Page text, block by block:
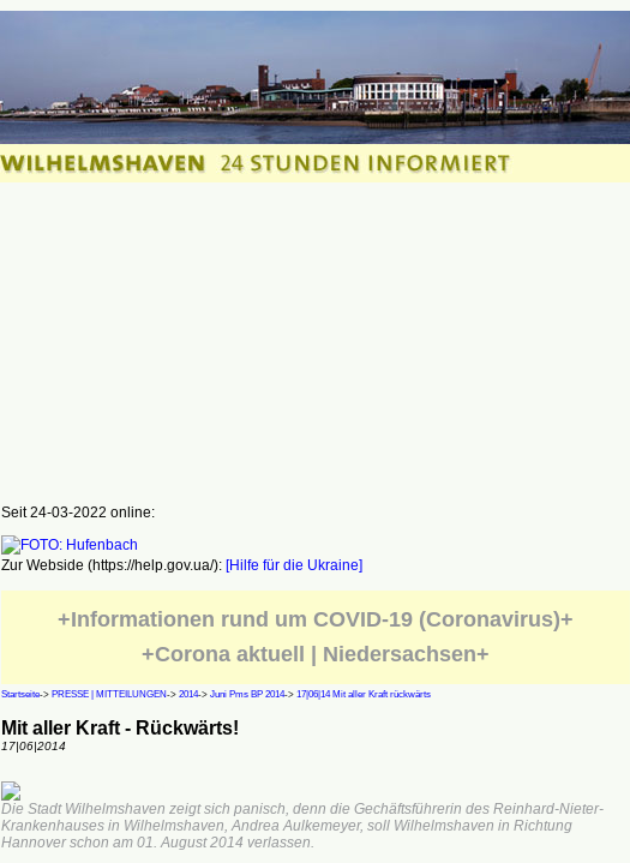
Seit 24-03-2022 online:
Zur Webside (https://help.gov.ua/): [Hilfe für die Ukraine]
+Informationen rund um COVID-19 (Coronavirus)+
+Corona aktuell | Niedersachsen+
Startseite-> PRESSE | MITTEILUNGEN-> 2014-> Juni Pms BP 2014-> 17|06|14 Mit aller Kraft rückwärts
Mit aller Kraft - Rückwärts!
17|06|2014
Die Stadt Wilhelmshaven zeigt sich panisch, denn die Gechäftsführerin des Reinhard-Nieter-
Krankenhauses in Wilhelmshaven, Andrea Aulkemeyer, soll Wilhelmshaven in Richtung
Hannover schon am 01. August 2014 verlassen.